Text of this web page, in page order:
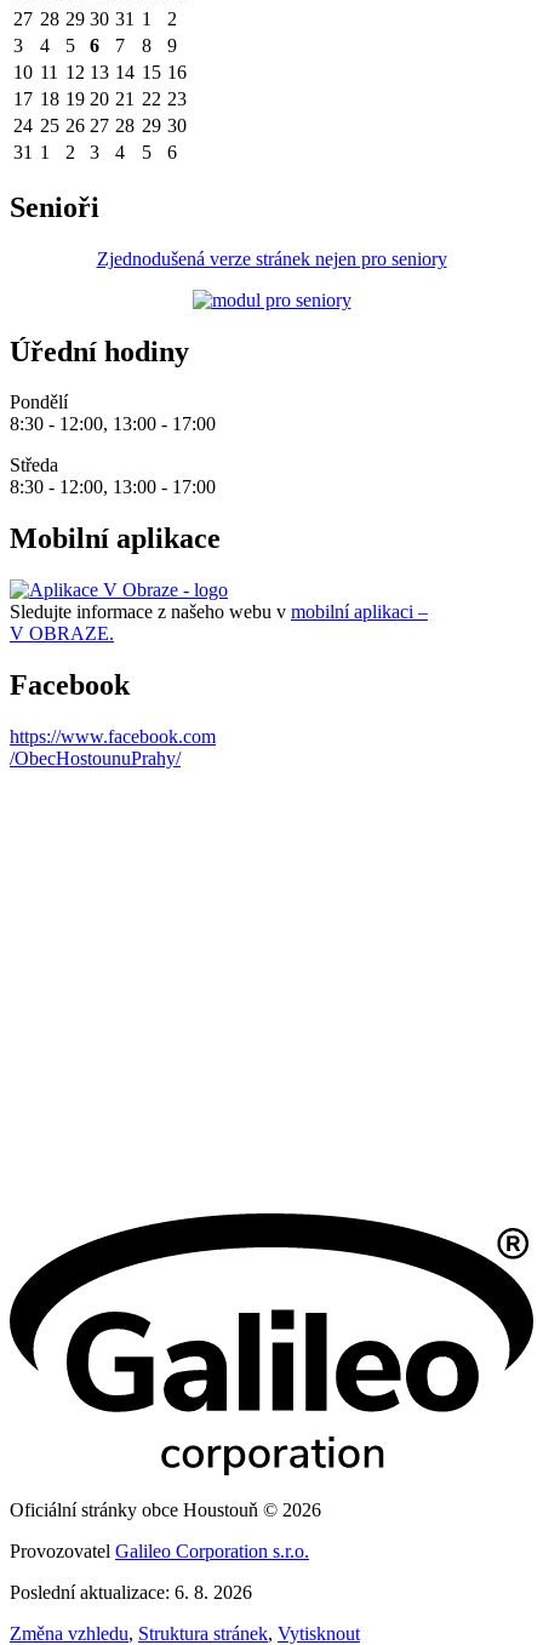
27 28 29 30 31 1
2
3
4 5 6 7 8
9
10 11 12 13 14 15 16
17 18 19 20 21 22 23
24 25 26 27 28 29 30
31 1 2 3 4 5 6
Senioři
Zjednodušená verze stránek nejen pro seniory
Úřední hodiny
Pondělí
8:30 - 12:00, 13:00 - 17:00
Středa
8:30 - 12:00, 13:00 - 17:00
Mobilní aplikace
Sledujte informace z našeho webu v mobilní aplikaci –
V OBRAZE.
Facebook
https://www.facebook.com
/ObecHostounuPrahy/
Oficiální stránky obce Houstouň © 2026
Provozovatel Galileo Corporation s.r.o.
Poslední aktualizace: 6. 8. 2026
Změna vzhledu, Struktura stránek, Vytisknout